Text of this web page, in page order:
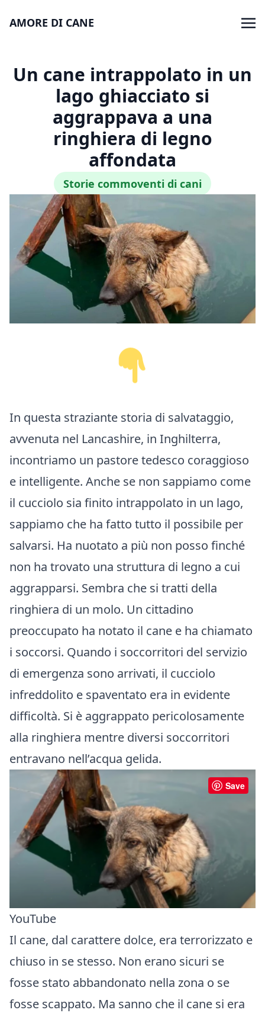
AMORE DI CANE
Un cane intrappolato in un
lago ghiacciato si
aggrappava a una
ringhiera di legno
affondata
Storie commoventi di cani
In questa straziante storia di salvataggio,
avvenuta nel Lancashire, in Inghilterra,
incontriamo un pastore tedesco coraggioso
e intelligente. Anche se non sappiamo come
il cucciolo sia finito intrappolato in un lago,
sappiamo che ha fatto tutto il possibile per
salvarsi. Ha nuotato a più non posso finché
non ha trovato una struttura di legno a cui
aggrapparsi. Sembra che si tratti della
ringhiera di un molo. Un cittadino
preoccupato ha notato il cane e ha chiamato
i soccorsi. Quando i soccorritori del servizio
di emergenza sono arrivati, il cucciolo
infreddolito e spaventato era in evidente
difficoltà. Si è aggrappato pericolosamente
alla ringhiera mentre diversi soccorritori
entravano nell’acqua gelida.
Save
YouTube
Il cane, dal carattere dolce, era terrorizzato e
chiuso in se stesso. Non erano sicuri se
fosse stato abbandonato nella zona o se
fosse scappato. Ma sanno che il cane si era